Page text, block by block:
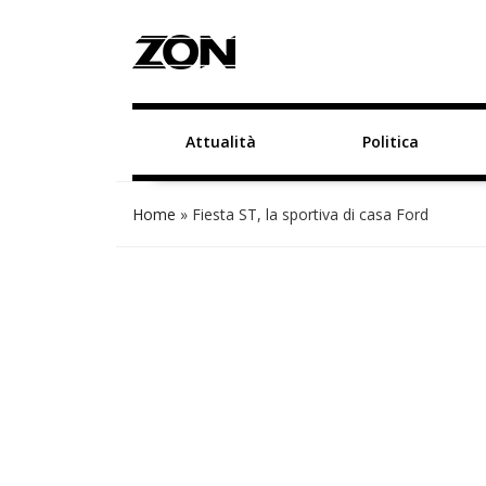
Attualità Politica
Home » Fiesta ST, la sportiva di casa Ford